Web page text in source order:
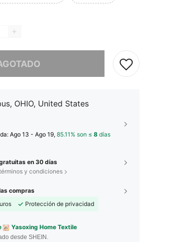
OHIO, United States
Ago 13 - Ago 19, 85.11% son ≤ 8 días
en 30 días
y condiciones
compras
Protección de privacidad
Yasoxing Home Textile
desde SHEIN.